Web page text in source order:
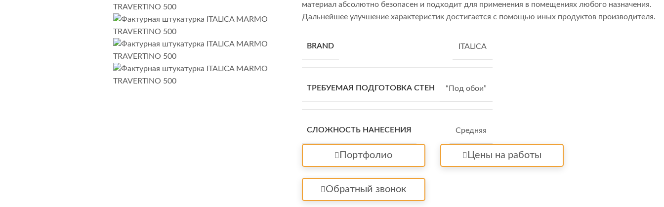
материал абсолютно безопасен и подходит для применения в помещениях любого назначения.
Дальнейшее улучшение характеристик достигается с помощью иных продуктов производителя.
BRAND ITALICA
ТРЕБУЕМАЯ ПОДГОТОВКА СТЕН “Под обои”
СЛОЖНОСТЬ НАНЕСЕНИЯ Средняя
Портфолио Цены на работы
Обратный звонок